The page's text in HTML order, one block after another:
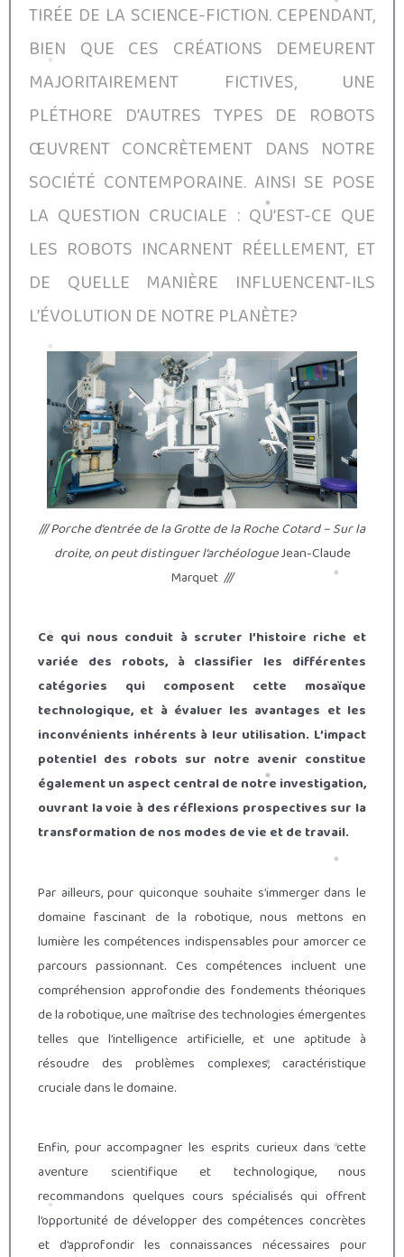
TIRÉE DE LA SCIENCE-FICTION. CEPENDANT,
BIEN QUE CES CRÉATIONS DEMEURENT
MAJORITAIREMENT FICTIVES, UNE
PLÉTHORE D’AUTRES TYPES DE ROBOTS
ŒUVRENT CONCRÈTEMENT DANS NOTRE
SOCIÉTÉ CONTEMPORAINE. AINSI SE POSE
LA QUESTION CRUCIALE : QU’EST-CE QUE
LES ROBOTS INCARNENT RÉELLEMENT, ET
DE QUELLE MANIÈRE INFLUENCENT-ILS
L’ÉVOLUTION DE NOTRE PLANÈTE?
/// Porche d’entrée de la Grotte de la Roche Cotard – Sur la
droite, on peut distinguer l’archéologueJean-Claude
Marquet ///
Ce qui nous conduit à scruter l’histoire riche et
variée des robots, à classifier les différentes
catégories qui composent cette mosaïque
technologique, et à évaluer les avantages et les
inconvénients inhérents à leur utilisation. L’impact
potentiel des robots sur notre avenir constitue
également un aspect central de notre investigation,
ouvrant la voie à des réflexions prospectives sur la
transformation de nos modes de vie et de travail.
Par ailleurs, pour quiconque souhaite s’immerger dans le
domaine fascinant de la robotique, nous mettons en
lumière les compétences indispensables pour amorcer ce
parcours passionnant. Ces compétences incluent une
compréhension approfondie des fondements théoriques
de la robotique, une maîtrise des technologies émergentes
telles que l’intelligence artificielle, et une aptitude à
résoudre des problèmes complexes, caractéristique
cruciale dans le domaine.
Enfin, pour accompagner les esprits curieux dans cette
aventure scientifique et technologique, nous
recommandons quelques cours spécialisés qui offrent
l’opportunité de développer des compétences concrètes
et d’approfondir les connaissances nécessaires pour